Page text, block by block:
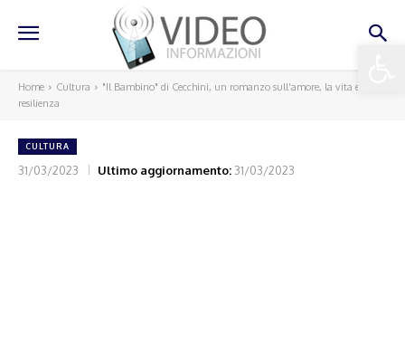
Home Cultura
"Il Bambino" di Cecchini, un romanzo sull'amore, la vita e la
resilienza
CULTURA
31/03/2023 Ultimo aggiornamento: 31/03/2023